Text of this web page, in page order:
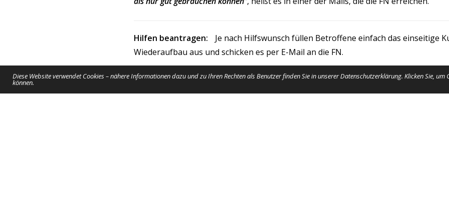
Hilfen beantragen: Je nach Hilfswunsch füllen Betroffene einfach das einseitige
Wiederaufbau aus und schicken es per E-Mail an die FN.
Ausführliche Infos zur Spendenaktion sowie das Kurzformular unterwww.pferd-
Diese Website verwendet Cookies – nähere Informationen dazu und zu Ihren Rechten als Benutzer finden Sie in unserer Datenschutzerklärung. Klicken Sie,
können.